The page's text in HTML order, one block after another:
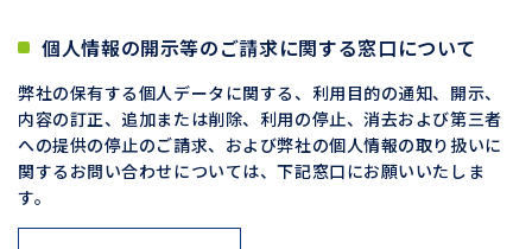
個人情報の開示等のご請求に関する窓口について
弊社の保有する個人データに関する、利用目的の通知、開示、
内容の訂正、追加または削除、利用の停止、消去および第三者
への提供の停止のご請求、および弊社の個人情報の取り扱いに
関するお問い合わせについては、下記窓口にお願いいたしま
す。